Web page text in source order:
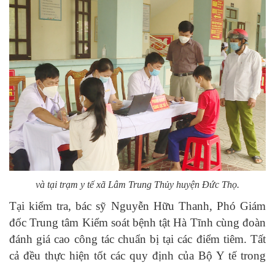
và tại trạm y tế xã Lâm Trung Thủy huyện Đức Thọ.
Tại kiểm tra, bác sỹ Nguyễn Hữu Thanh, Phó Giám
đốc Trung tâm Kiểm soát bệnh tật Hà Tĩnh cùng đoàn
đánh giá cao công tác chuẩn bị tại các điểm tiêm. Tất
cả đều thực hiện tốt các quy định của Bộ Y tế trong